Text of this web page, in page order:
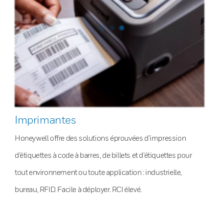
Imprimantes
Honeywell offre des solutions éprouvées d’impression
d’étiquettes à code à barres, de billets et d’étiquettes pour
tout environnement ou toute application : industrielle,
bureau, RFID. Facile à déployer. RCI élevé.